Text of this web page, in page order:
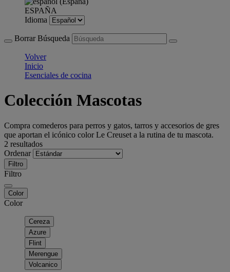
ESPAÑA
Idioma
Borrar Búsqueda
Volver
Inicio
Esenciales de cocina
Colección Mascotas
Compra comederos para perros y gatos, tarros y accesorios de gres
que aportan el icónico color Le Creuset a la rutina de tu mascota.
2 resultados
Ordenar
Filtro
Filtro
Color
Color
Cereza
Azure
Flint
Merengue
Volcanico